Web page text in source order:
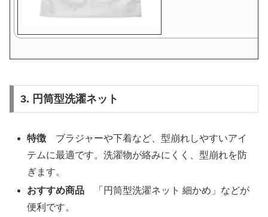
3. 円筒型洗濯ネット
特徴 ブラジャーや下着など、型崩れしやすいアイ
テムに最適です。洗濯物が絡みにくく、型崩れを防
ぎます。
おすすめ商品 「円筒型洗濯ネット 細かめ」などが
便利です。